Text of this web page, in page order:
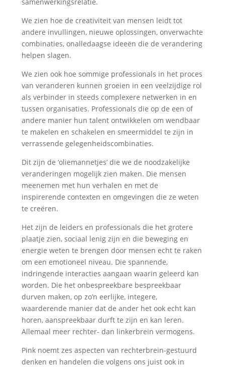
We zien hoe de creativiteit van mensen leidt tot
andere invullingen, nieuwe oplossingen, onverwachte
combinaties, onalledaagse ideeën die de verandering
helpen slagen.
We zien ook hoe sommige professionals in het proces
van veranderen kunnen groeien in een veelzijdige rol
als verbinder in steeds complexere netwerken in en
tussen organisaties. Professionals die op de een of
andere manier hun talent ontwikkelen om wendbaar
te makelen en schakelen en smeermiddel te zijn in
verrassende gelegenheidscombinaties.
Dit zijn de ‘oliemannetjes’ die we de noodzakelijke
veranderingen mogelijk zien maken. Die mensen
meenemen met hun verhalen en met de
inspirerende contexten en omgevingen die ze weten
te creëren.
Het zijn de leiders en professionals die het grotere
plaatje zien, sociaal lenig zijn en die beweging en
energie weten te brengen door mensen echt te raken
om een emotioneel niveau. Die spannende,
indringende interacties aangaan waarin geleerd kan
worden. Die het onbespreekbare bespreekbaar
durven maken, op zo’n eerlijke, integere,
waarderende manier dat de ander het ook echt kan
horen, aanspreekbaar durft te zijn en kan leren.
Allemaal meer rechter- dan linkerbrein vermogens.
Pink noemt zes aspecten van rechterbrein-gestuurd
denken en handelen die volgens ons juist ook in